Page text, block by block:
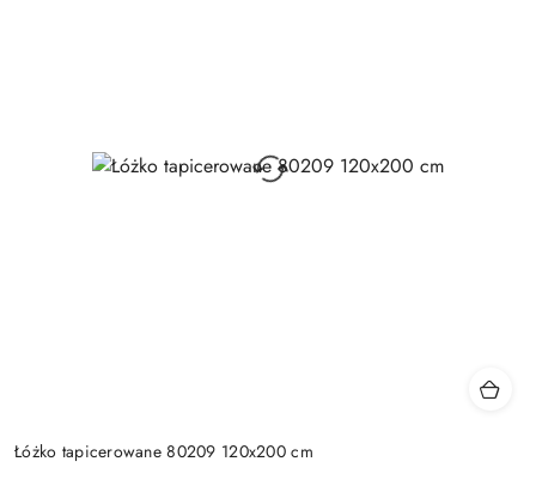
Łóżko tapicerowane 80209 120x200 cm